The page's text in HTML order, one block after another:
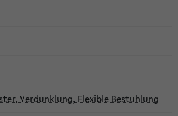
Verdunklung, Flexible Bestuhlung